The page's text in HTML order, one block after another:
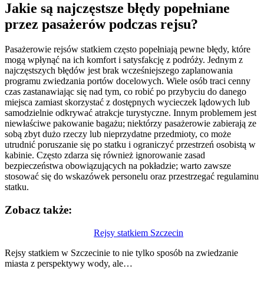
Jakie są najczęstsze błędy popełniane
przez pasażerów podczas rejsu?
Pasażerowie rejsów statkiem często popełniają pewne błędy, które
mogą wpłynąć na ich komfort i satysfakcję z podróży. Jednym z
najczęstszych błędów jest brak wcześniejszego zaplanowania
programu zwiedzania portów docelowych. Wiele osób traci cenny
czas zastanawiając się nad tym, co robić po przybyciu do danego
miejsca zamiast skorzystać z dostępnych wycieczek lądowych lub
samodzielnie odkrywać atrakcje turystyczne. Innym problemem jest
niewłaściwe pakowanie bagażu; niektórzy pasażerowie zabierają ze
sobą zbyt dużo rzeczy lub nieprzydatne przedmioty, co może
utrudnić poruszanie się po statku i ograniczyć przestrzeń osobistą w
kabinie. Często zdarza się również ignorowanie zasad
bezpieczeństwa obowiązujących na pokładzie; warto zawsze
stosować się do wskazówek personelu oraz przestrzegać regulaminu
statku.
Zobacz także:
Rejsy statkiem Szczecin
Rejsy statkiem w Szczecinie to nie tylko sposób na zwiedzanie
miasta z perspektywy wody, ale…
wpisu